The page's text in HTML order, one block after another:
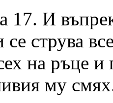
17. И
се струва
на ръце и
му